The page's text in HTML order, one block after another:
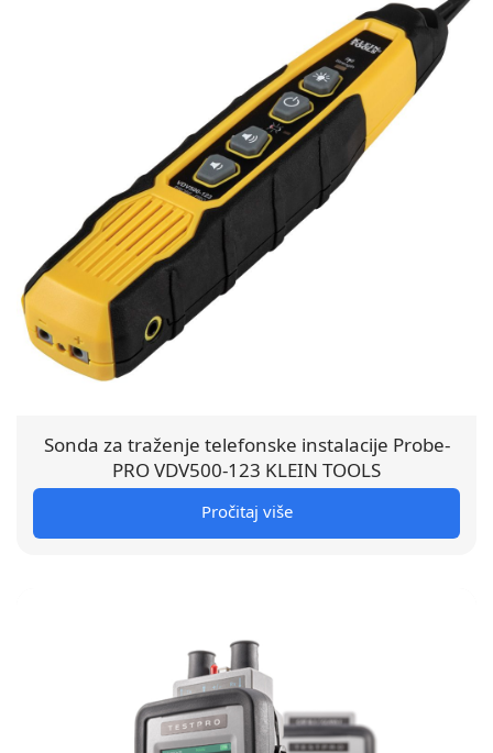
Sonda za traženje telefonske instalacije Probe-
PRO VDV500-123 KLEIN TOOLS
Pročitaj više